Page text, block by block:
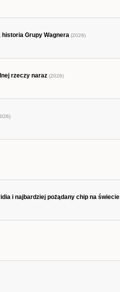
historia Grupy Wagnera (2026)
rzeczy naraz (2026)
i najbardziej pożądany chip na świecie